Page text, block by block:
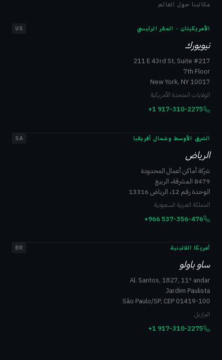
مكاتبنا حول العالم
الأمريكيتان · المقر الرئيسي US
نيويورك
211 E 43rd St, Suite #217
7th Floor
New York, NY 10017
الولايات المتحدة الأمريكية
+1 917-310-2275
الشرق الأوسط وشمال أفريقيا SA
الرياض
شركة أماكن أعمال المحدودة
8479 المشرقة، الربيع
الوحدة رقم 12، الرياض 13316
المملكة العربية السعودية
+966 537-356-476
أمريكا اللاتينية BR
ساو باولو
Al. Santos, 1827, 11º andar
Jardim Paulista
São Paulo/SP, CEP 01419-100
البرازيل
+1 917-310-2275